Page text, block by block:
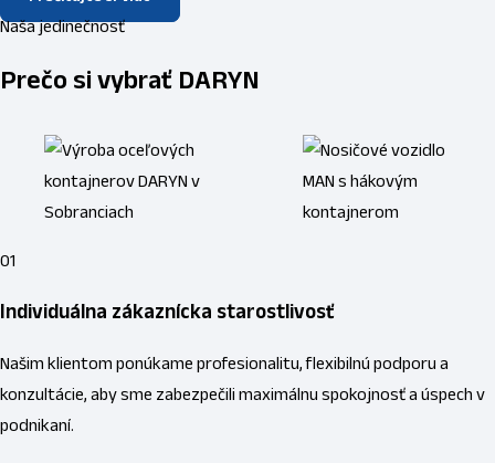
Naša jedinečnosť
Prečo si vybrať DARYN
01
Individuálna zákaznícka starostlivosť
Našim klientom ponúkame profesionalitu, flexibilnú podporu a
konzultácie, aby sme zabezpečili maximálnu spokojnosť a úspech v
podnikaní.